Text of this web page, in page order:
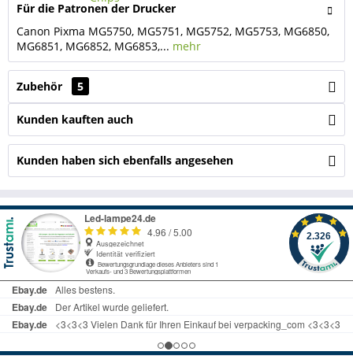
Für die Patronen der Drucker
Canon Pixma MG5750, MG5751, MG5752, MG5753, MG6850,
MG6851, MG6852, MG6853,... mehr
Zubehör 5
Kunden kauften auch
Kunden haben sich ebenfalls angesehen